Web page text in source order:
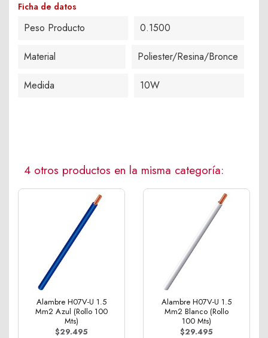
Ficha de datos
Peso Producto 0.1500
Material Poliester/Resina/Bronce
Medida 10W
4 otros productos en la misma categoría:
Alambre H07V-U 1.5
Mm2 Azul (Rollo 100
Mts)
$29.495
Alambre H07V-U 1.5
Mm2 Blanco (Rollo
100 Mts)
$29.495